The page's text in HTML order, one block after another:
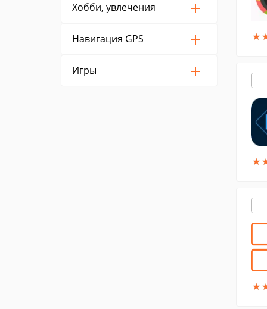
Хобби, увлечения
Навигация GPS
Игры
★
★
★
★
★
★